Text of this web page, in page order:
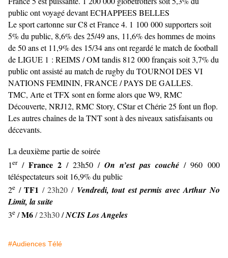
public ont voyagé devant ECHAPPEES BELLES
Le sport cartonne sur C8 et France 4. 1 100 000 supporters soit
5% du public, 8,6% des 25/49 ans, 11,6% des hommes de moins
de 50 ans et 11,9% des 15/34 ans ont regardé le match de football
de LIGUE 1 : REIMS / OM tandis 812 000 français soit 3,7% du
public ont assisté au match de rugby du TOURNOI DES VI
NATIONS FEMININ, FRANCE / PAYS DE GALLES.
TMC, Arte et TFX sont en forme alors que W9, RMC
Découverte, NRJ12, RMC Story, CStar et Chérie 25 font un flop.
Les autres chaînes de la TNT sont à des niveaux satisfaisants ou
décevants.
La deuxième partie de soirée
1er/ France 2 / 23h50 / On n’est pas couché / 960 000
téléspectateurs soit 16,9% du public
2e /TF1 / 23h20 / Vendredi, tout est permis avec Arthur No
Limit, la suite
3e /M6/ 23h30/NCIS Los Angeles
#Audiences Télé